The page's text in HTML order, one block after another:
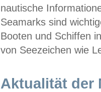
nautische
Seamarks sind
Booten und Schiffen
von Seezeichen wie
Aktualität der